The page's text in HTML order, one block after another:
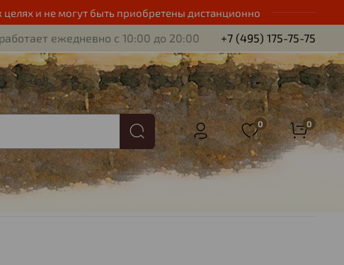
и не могут быть приобретены дистанционно
ежедневно с 10:00 до 20:00 +7 (495) 175-75-75
0 0